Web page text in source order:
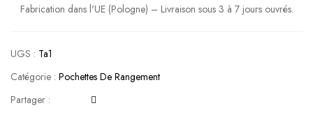
Fabrication dans l'UE (Pologne) – Livraison sous 3 à 7 jours ouvrés.
UGS : Ta1
Catégorie : Pochettes De Rangement
Partager :